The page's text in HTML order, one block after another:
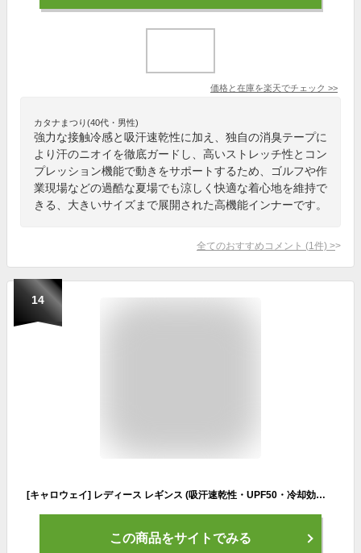
価格と在庫を楽天でチェック >>
カタナまつり(40代・男性)
強力な接触冷感と吸汗速乾性に加え、独自の消臭テープに
より汗のニオイを徹底ガードし、高いストレッチ性とコン
プレッション機能で動きをサポートするため、ゴルフや作
業現場などの過酷な夏場でも涼しく快適な着心地を維持で
きる、大きいサイズまで展開された高機能インナーです。
全てのおすすめコメント (1 件) >
14
[キャロウェイ] レディース レギンス (吸汗速乾性・UPF50・冷却効果) / ゴルフ / C23198208 1120_ネイビー L
この商品をサイトでみる